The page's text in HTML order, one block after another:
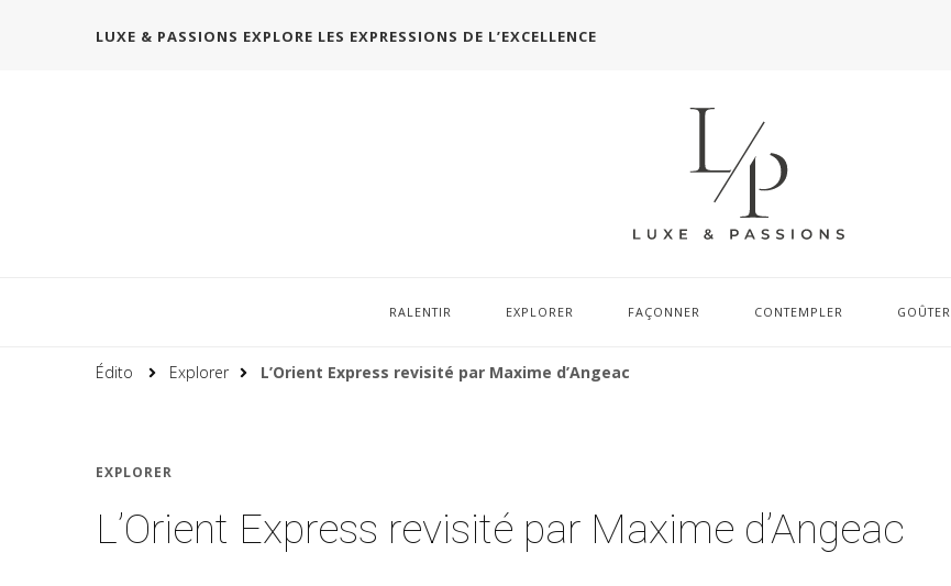
LUXE & PASSIONS EXPLORE LES EXPRESSIONS DE L’EXCELLENCE
RALENTIR EXPLORER FAÇONNER CONTEMPLER GOÛTER
Édito Explorer L’Orient Express revisité par Maxime d’Angeac
EXPLORER
L’Orient Express revisité par Maxime d’Angeac